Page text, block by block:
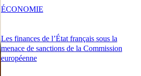
Les finances de l’État français sous la
menace de sanctions de la Commission
européenne
ÉCONOMIE